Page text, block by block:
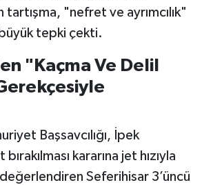
tartışma, "nefret ve ayrımcılık"
büyük tepki çekti.
"Kaçma Ve Delil
Başsavcılığı, İpek
bırakılması kararına jet hızıyla
Seferihisar 3’üncü